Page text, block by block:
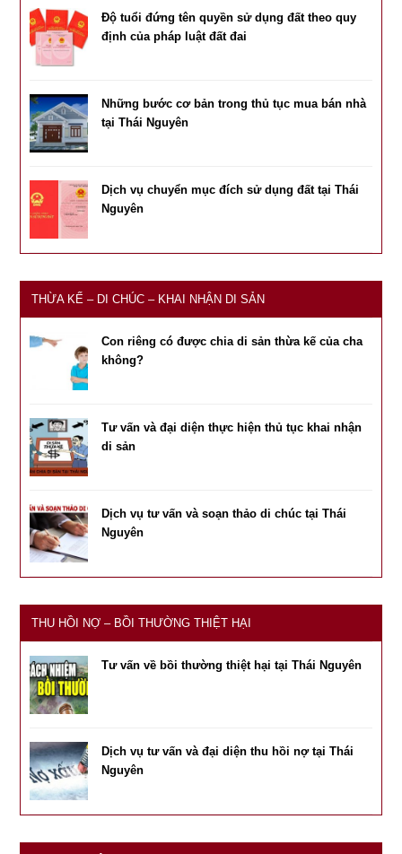
Độ tuổi đứng tên quyền sử dụng đất theo quy
định của pháp luật đất đai
Những bước cơ bản trong thủ tục mua bán nhà
tại Thái Nguyên
Dịch vụ chuyển mục đích sử dụng đất tại Thái
Nguyên
THỪA KẾ – DI CHÚC – KHAI NHẬN DI SẢN
Con riêng có được chia di sản thừa kế của cha
không?
Tư vấn và đại diện thực hiện thủ tục khai nhận
di sản
Dịch vụ tư vấn và soạn thảo di chúc tại Thái
Nguyên
THU HỒI NỢ – BỒI THƯỜNG THIỆT HẠI
Tư vấn về bồi thường thiệt hại tại Thái Nguyên
Dịch vụ tư vấn và đại diện thu hồi nợ tại Thái
Nguyên